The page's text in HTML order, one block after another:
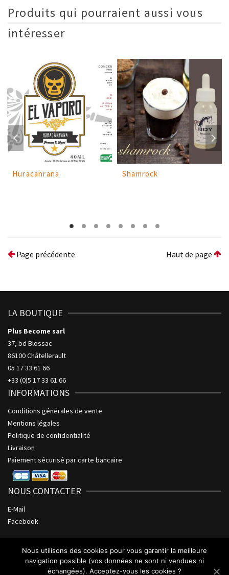
Produits qui pourraient aussi vous
intéresser
Huracanrana Shamrock
Page précédente Haut de page
LA BOUTIQUE
Plus Become sarl
37, bd Blossac
86100 Châtellerault
05 17 33 61 66
+33 (0)5 17 33 61 66
INFORMATIONS
Conditions générales de vente
Mentions légales
Politique de confidentialité
Livraison
Paiement sécurisé par carte bancaire
NOUS CONTACTER
E-Mail
Facebook
Nous utilisons des cookies pour vous garantir la meilleure
navigation possible (vos données ne sont ni vendues ni
échangées). Acceptez-vous les cookies ?